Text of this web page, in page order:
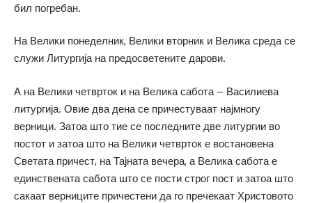
бил погребан.
На Велики понеделник, Велики вторник и Велика среда се
служи Литургија на предосветените дарови.
А на Велики четврток и на Велика сабота – Василиева
литургија. Овие два дена се причестуваат најмногу
верници. Затоа што тие се последните две литургии во
постот и затоа што на Велики четврток е востановена
Светата причест, на Тајната вечера, а Велика сабота е
единствената сабота што се пости строг пост и затоа што
сакаат верниците причестени да го пречекаат Христовото